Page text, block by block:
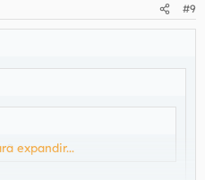
#9
expandir...